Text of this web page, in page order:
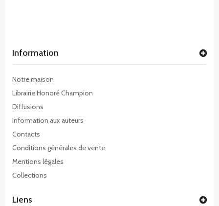
Information
Notre maison
Librairie Honoré Champion
Diffusions
Information aux auteurs
Contacts
Conditions générales de vente
Mentions légales
Collections
Liens